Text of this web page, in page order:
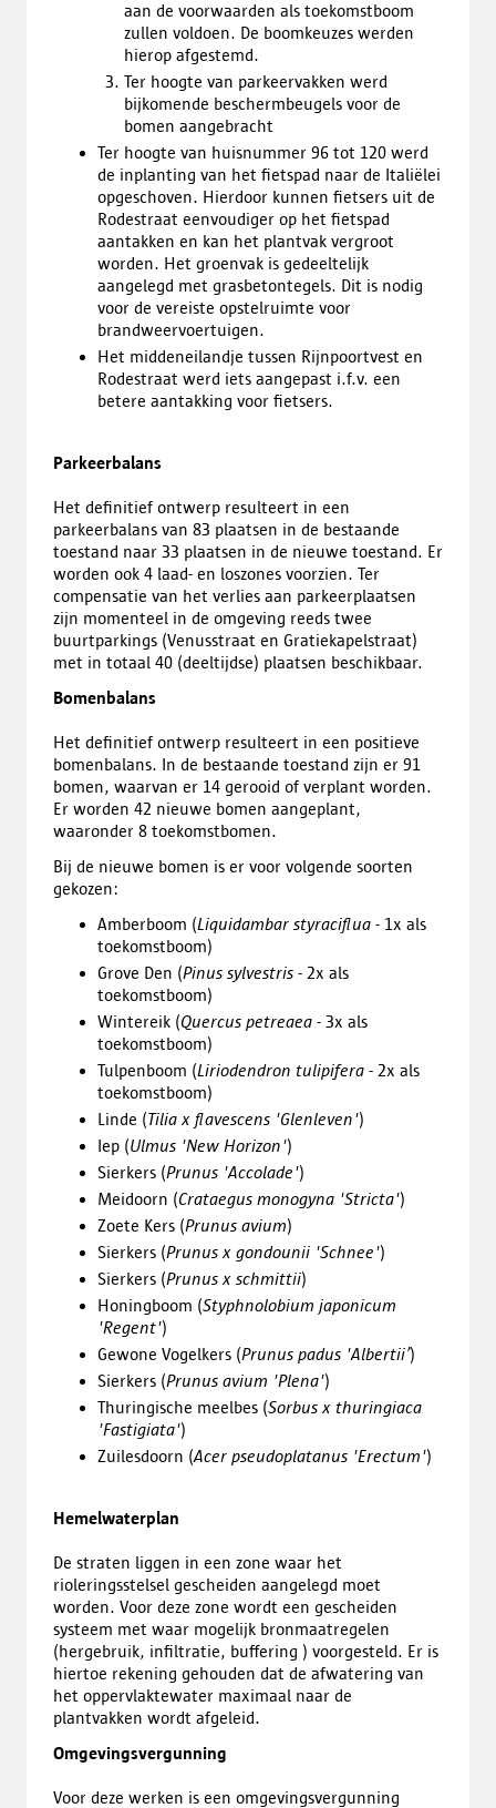
aan de voorwaarden als toekomstboom
zullen voldoen. De boomkeuzes werden
hierop afgestemd.
Ter hoogte van parkeervakken werd
bijkomende beschermbeugels voor de
bomen aangebracht
Ter hoogte van huisnummer 96 tot 120 werd
de inplanting van het fietspad naar de Italiëlei
opgeschoven. Hierdoor kunnen fietsers uit de
Rodestraat eenvoudiger op het fietspad
aantakken en kan het plantvak vergroot
worden. Het groenvak is gedeeltelijk
aangelegd met grasbetontegels. Dit is nodig
voor de vereiste opstelruimte voor
brandweervoertuigen.
Het middeneilandje tussen Rijnpoortvest en
Rodestraat werd iets aangepast i.f.v. een
betere aantakking voor fietsers.
Parkeerbalans
Het definitief ontwerp resulteert in een
parkeerbalans van 83 plaatsen in de bestaande
toestand naar 33 plaatsen in de nieuwe toestand. Er
worden ook 4 laad- en loszones voorzien. Ter
compensatie van het verlies aan parkeerplaatsen
zijn momenteel in de omgeving reeds twee
buurtparkings (Venusstraat en Gratiekapelstraat)
met in totaal 40 (deeltijdse) plaatsen beschikbaar.
Bomenbalans
Het definitief ontwerp resulteert in een positieve
bomenbalans. In de bestaande toestand zijn er 91
bomen, waarvan er 14 gerooid of verplant worden.
Er worden 42 nieuwe bomen aangeplant,
waaronder 8 toekomstbomen.
Bij de nieuwe bomen is er voor volgende soorten
gekozen:
Amberboom (Liquidambar styraciflua - 1x als
toekomstboom)
Grove Den (Pinus sylvestris - 2x als
toekomstboom)
Wintereik (Quercus petreaea - 3x als
toekomstboom)
Tulpenboom (Liriodendron tulipifera - 2x als
toekomstboom)
Linde (Tilia x flavescens 'Glenleven')
Iep (Ulmus 'New Horizon')
Sierkers (Prunus 'Accolade')
Meidoorn (Crataegus monogyna 'Stricta')
Zoete Kers (Prunus avium)
Sierkers (Prunus x gondounii 'Schnee')
Sierkers (Prunus x schmittii)
Honingboom (Styphnolobium japonicum
'Regent')
Gewone Vogelkers (Prunus padus 'Albertii’)
Sierkers (Prunus avium 'Plena')
Thuringische meelbes (Sorbus x thuringiaca
'Fastigiata')
Zuilesdoorn (Acer pseudoplatanus 'Erectum')
Hemelwaterplan
De straten liggen in een zone waar het
rioleringsstelsel gescheiden aangelegd moet
worden. Voor deze zone wordt een gescheiden
systeem met waar mogelijk bronmaatregelen
(hergebruik, infiltratie, buffering ) voorgesteld. Er is
hiertoe rekening gehouden dat de afwatering van
het oppervlaktewater maximaal naar de
plantvakken wordt afgeleid.
Omgevingsvergunning
Voor deze werken is een omgevingsvergunning